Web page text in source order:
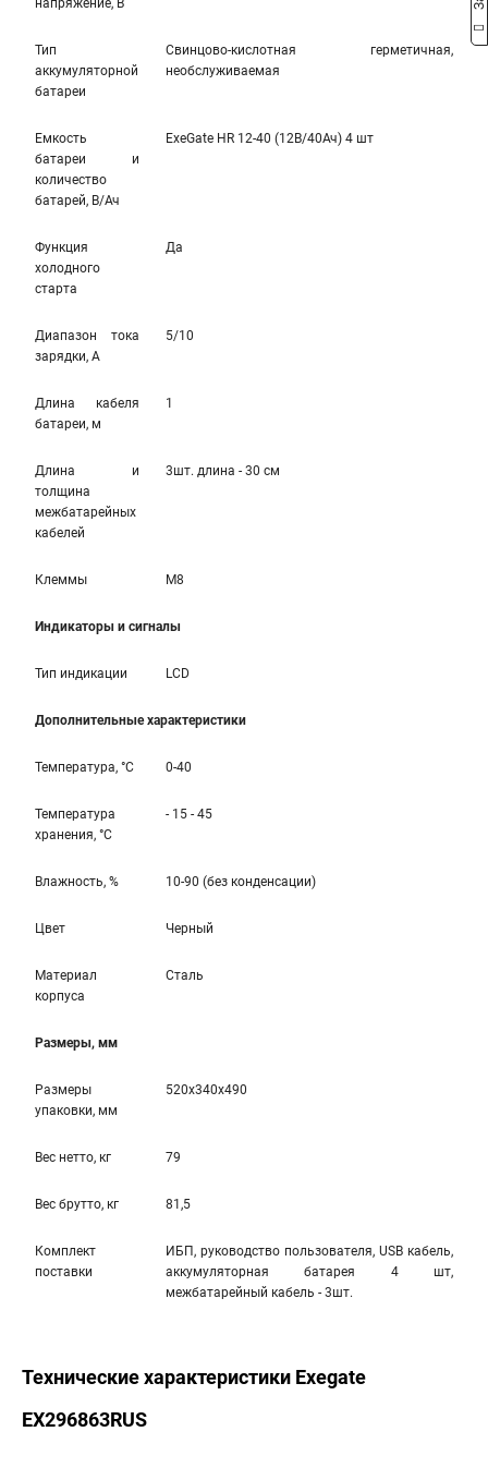
напряжение, В
Тип
аккумуляторной
батареи
Свинцово-кислотная герметичная,
необслуживаемая
Емкость
батареи и
количество
батарей, В/Ач
ExeGate HR 12-40 (12В/40Ач) 4 шт
Функция
холодного
старта
Да
Диапазон тока
зарядки, А
5/10
Длина кабеля
батареи, м
1
Длина и
толщина
межбатарейных
кабелей
3шт. длина - 30 см
Клеммы M8
Индикаторы и сигналы
Тип индикации LCD
Дополнительные характеристики
Температура, °С 0-40
Температура
хранения, °С
- 15 - 45
Влажность, % 10-90 (без конденсации)
Цвет Черный
Материал
корпуса
Сталь
Размеры, мм
Размеры
упаковки, мм
520x340x490
Вес нетто, кг 79
Вес брутто, кг 81,5
Комплект
поставки
ИБП, руководство пользователя, USB кабель,
аккумуляторная батарея 4 шт,
межбатарейный кабель - 3шт.
Технические характеристики Exegate
EX296863RUS